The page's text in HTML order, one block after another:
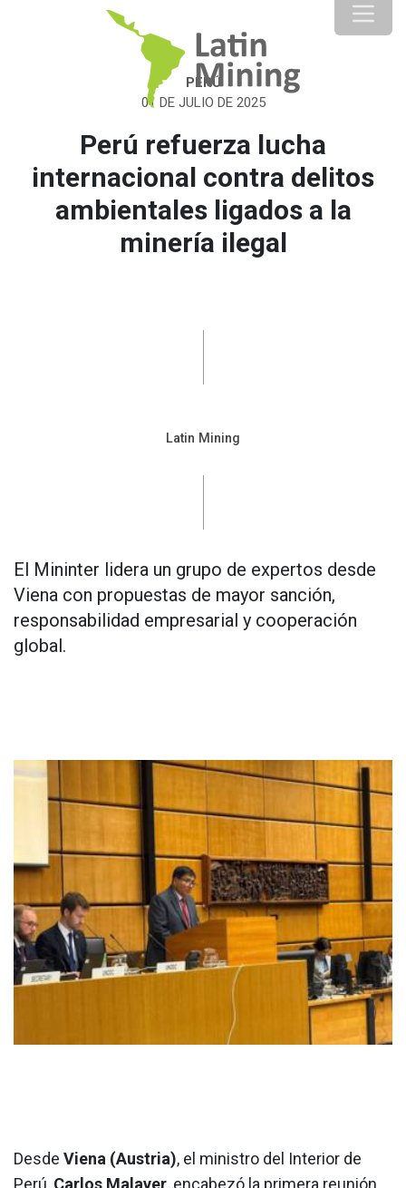
PERÚ
01 DE JULIO DE 2025
Perú refuerza lucha
internacional contra delitos
ambientales ligados a la
minería ilegal
Latin Mining
El Mininter lidera un grupo de expertos desde
Viena con propuestas de mayor sanción,
responsabilidad empresarial y cooperación
global.
Desde Viena (Austria), el ministro del Interior de
Perú, Carlos Malaver, encabezó la primera reunión